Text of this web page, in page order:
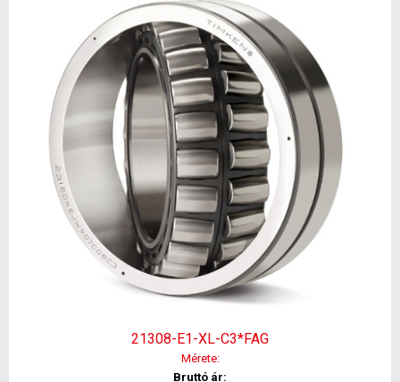
21308-E1-XL-C3*FAG
Mérete:
Bruttó ár: